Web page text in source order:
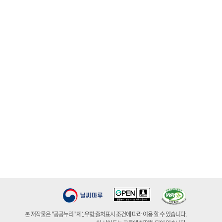
본 저작물은 "공공누리" 제1유형:출처표시 조건에 따라 이용 할 수 있습니다.